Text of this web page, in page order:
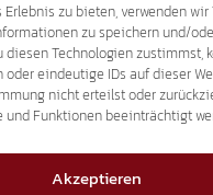
zu bieten, verwenden wir
zu speichern und/
diesen Technologien zustimmst,
oder eindeutige IDs auf dieser
nicht erteilst oder
Funktionen beeinträchtigt
Akzeptieren
FÜR ELTERN